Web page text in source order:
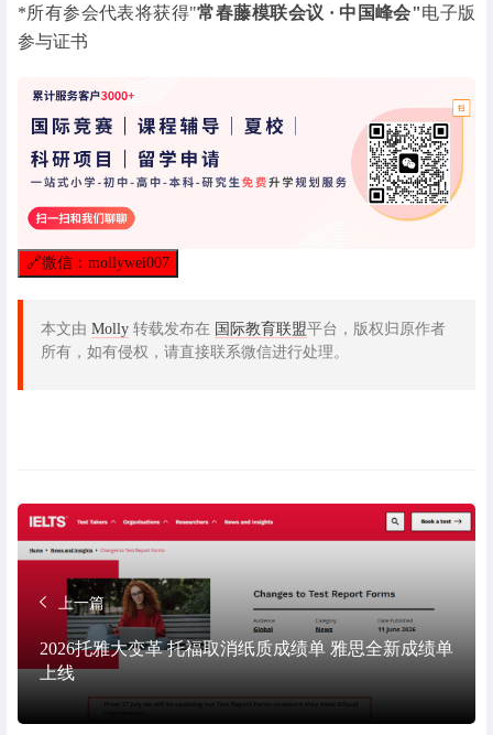
*所有参会代表将获得"常春藤模联会议 · 中国峰会"电子版
参与证书
🔗微信：mollywei007
本文由 Molly 转载发布在 国际教育联盟平台，版权归原作者
所有，如有侵权，请直接联系微信进行处理。
上一篇
2026托雅大变革 托福取消纸质成绩单 雅思全新成绩单
上线